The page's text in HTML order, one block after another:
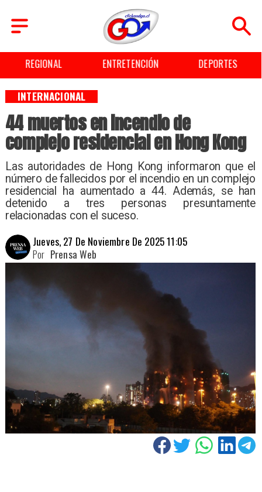
REGIONAL ENTRETENCIÓN DEPORTES
44 muertos en incendio de
complejo residencial en Hong Kong
Las autoridades de Hong Kong informaron que el
número de fallecidos por el incendio en un complejo
residencial ha aumentado a 44. Además, se han
detenido a tres personas presuntamente
relacionadas con el suceso.
INTERNACIONAL
Jueves, 27 De Noviembre De 2025 11:05
Prensa Web
Por